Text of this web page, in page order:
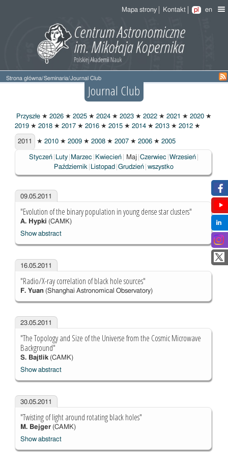
Mapa strony Kontakt pl en
Strona główna/Seminaria/Journal Club
Journal Club
Przyszłe ★ 2026 ★ 2025 ★ 2024 ★ 2023 ★ 2022 ★ 2021 ★ 2020 ★
2019 ★ 2018 ★ 2017 ★ 2016 ★ 2015 ★ 2014 ★ 2013 ★ 2012 ★
2011
2011 ★ 2010 ★ 2009 ★ 2008 ★ 2007 ★ 2006 ★ 2005
Styczeń Luty Marzec Kwiecień Wybrane
Maj Czerwiec Wrzesień
Październik
Listopad Grudzień wszystko
09.05.2011
"Evolution of the binary population in young dense star clusters"
A. Hypki (CAMK)
Show abstract
16.05.2011
"Radio/X-ray correlation of black hole sources"
F. Yuan(Shanghai Astronomical Observatory)
23.05.2011
"The Topology and Size of the Universe from the Cosmic Microwave
Background"
S. Bajtlik(CAMK)
Show abstract
30.05.2011
"Twisting of light around rotating black holes"
M. Bejger(CAMK)
Show abstract